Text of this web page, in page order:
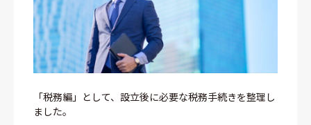
「税務編」として、設立後に必要な税務手続きを整理し
ました。